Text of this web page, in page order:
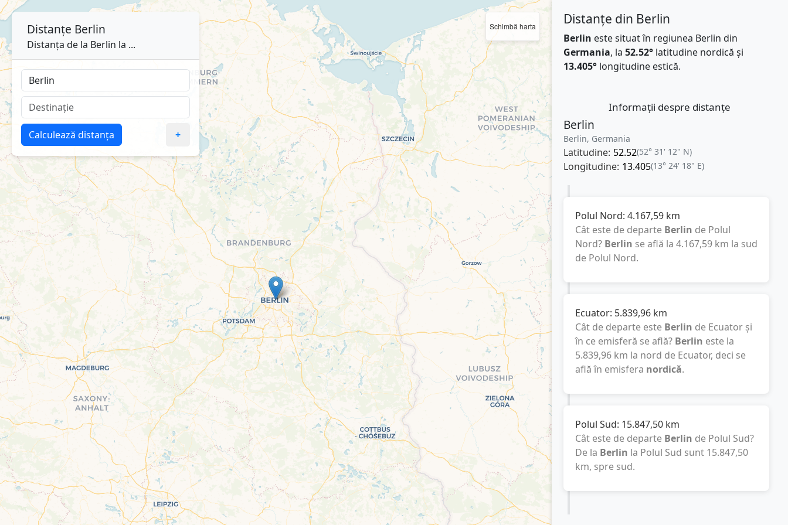
Schimbă harta Distanțe din Berlin
Berlin este situat în regiunea Berlin din
Germania, la 52.52°latitudine nordică și
13.405°longitudine estică.
Informații despre distanțe
Berlin
Berlin, Germania
Latitudine: 52.52(52° 31' 12" N)
Longitudine: 13.405(13° 24' 18" E)
Polul Nord: 4.167,59 km
Cât este de departe Berlin de Polul
Nord? Berlin se află la 4.167,59 km la sud
de Polul Nord.
Ecuator: 5.839,96 km
Cât de departe este Berlin de Ecuator și
în ce emisferă se află? Berlin este la
5.839,96 km la nord de Ecuator, deci se
află în emisfera nordică.
Polul Sud: 15.847,50 km
Cât este de departe Berlin de Polul Sud?
De la Berlin la Polul Sud sunt 15.847,50
km, spre sud.
Distanțe Berlin
Distanța de la Berlin la ...
Calculează distanța +